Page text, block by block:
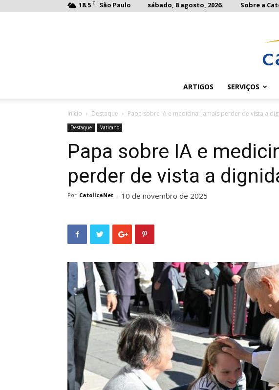
18.5 C São Paulo sábado, 8 agosto, 2026. Sobre a
ARTIGOS SERVIÇOS
Início Destaque Papa sobre IA e medicina: jamais perder de vista a
Destaque Vaticano
Papa sobre IA e
perder de vista a
Por CatolicaNet - 10 de novembro de 2025